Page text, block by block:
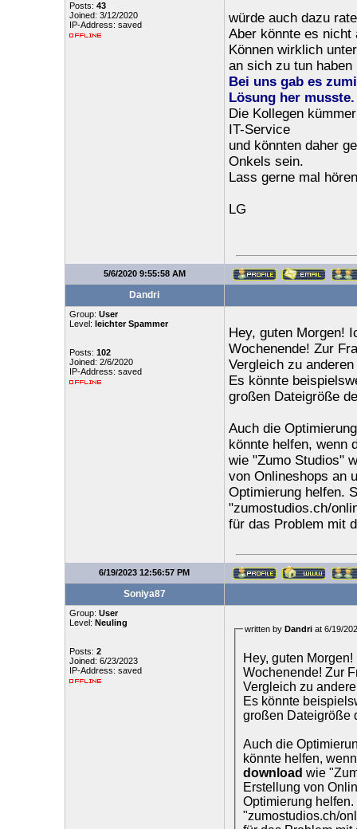
Posts: 43
Joined: 3/12/2020
IP-Address: saved
würde auch dazu
Aber könnte es nicht
Können wirklich
an sich zu tun haben
Bei uns gab es
Lösung her musste.
Die Kollegen
IT-Service
und könnten daher
Onkels sein.
Lass gerne mal
LG
5/6/2020 9:55:58 AM
Dandri
Group: User
Level: leichter Spammer
Posts: 102
Joined: 2/6/2020
IP-Address: saved
Hey, guten Morgen!
Wochenende! Zur
Vergleich zu
Es könnte
großen Dateigröße
Auch die
könnte helfen, wenn
wie "Zumo Studios"
von Onlineshops an
Optimierung helfen.
"zumostudios.ch/
für das Problem mit
6/19/2023 12:56:57 PM
Soniya87
Group: User
Level: Neuling
Posts: 2
Joined: 6/23/2023
IP-Address: saved
written by Dandriat 6/19/
Hey, guten
Wochenende! Zur
Vergleich zu
Es könnte
großen Dateigröße
Auch die
könnte helfen,
download wie
Erstellung von
Optimierung
"zumostudios.ch/